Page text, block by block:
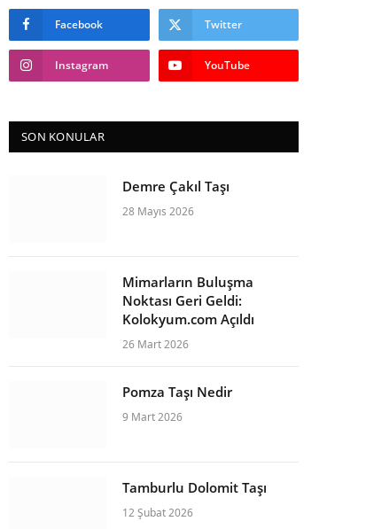
Facebook Twitter
Instagram YouTube
SON KONULAR
Demre Çakıl Taşı
28 Mayıs 2026
Mimarların Buluşma
Noktası Geri Geldi:
Kolokyum.com Açıldı
26 Mart 2026
Pomza Taşı Nedir
9 Mart 2026
Tamburlu Dolomit Taşı
12 Şubat 2026